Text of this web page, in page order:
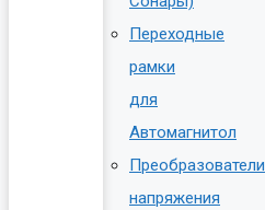
Переходные
рамки
для
Автомагнитол
Преобразователи
напряжения